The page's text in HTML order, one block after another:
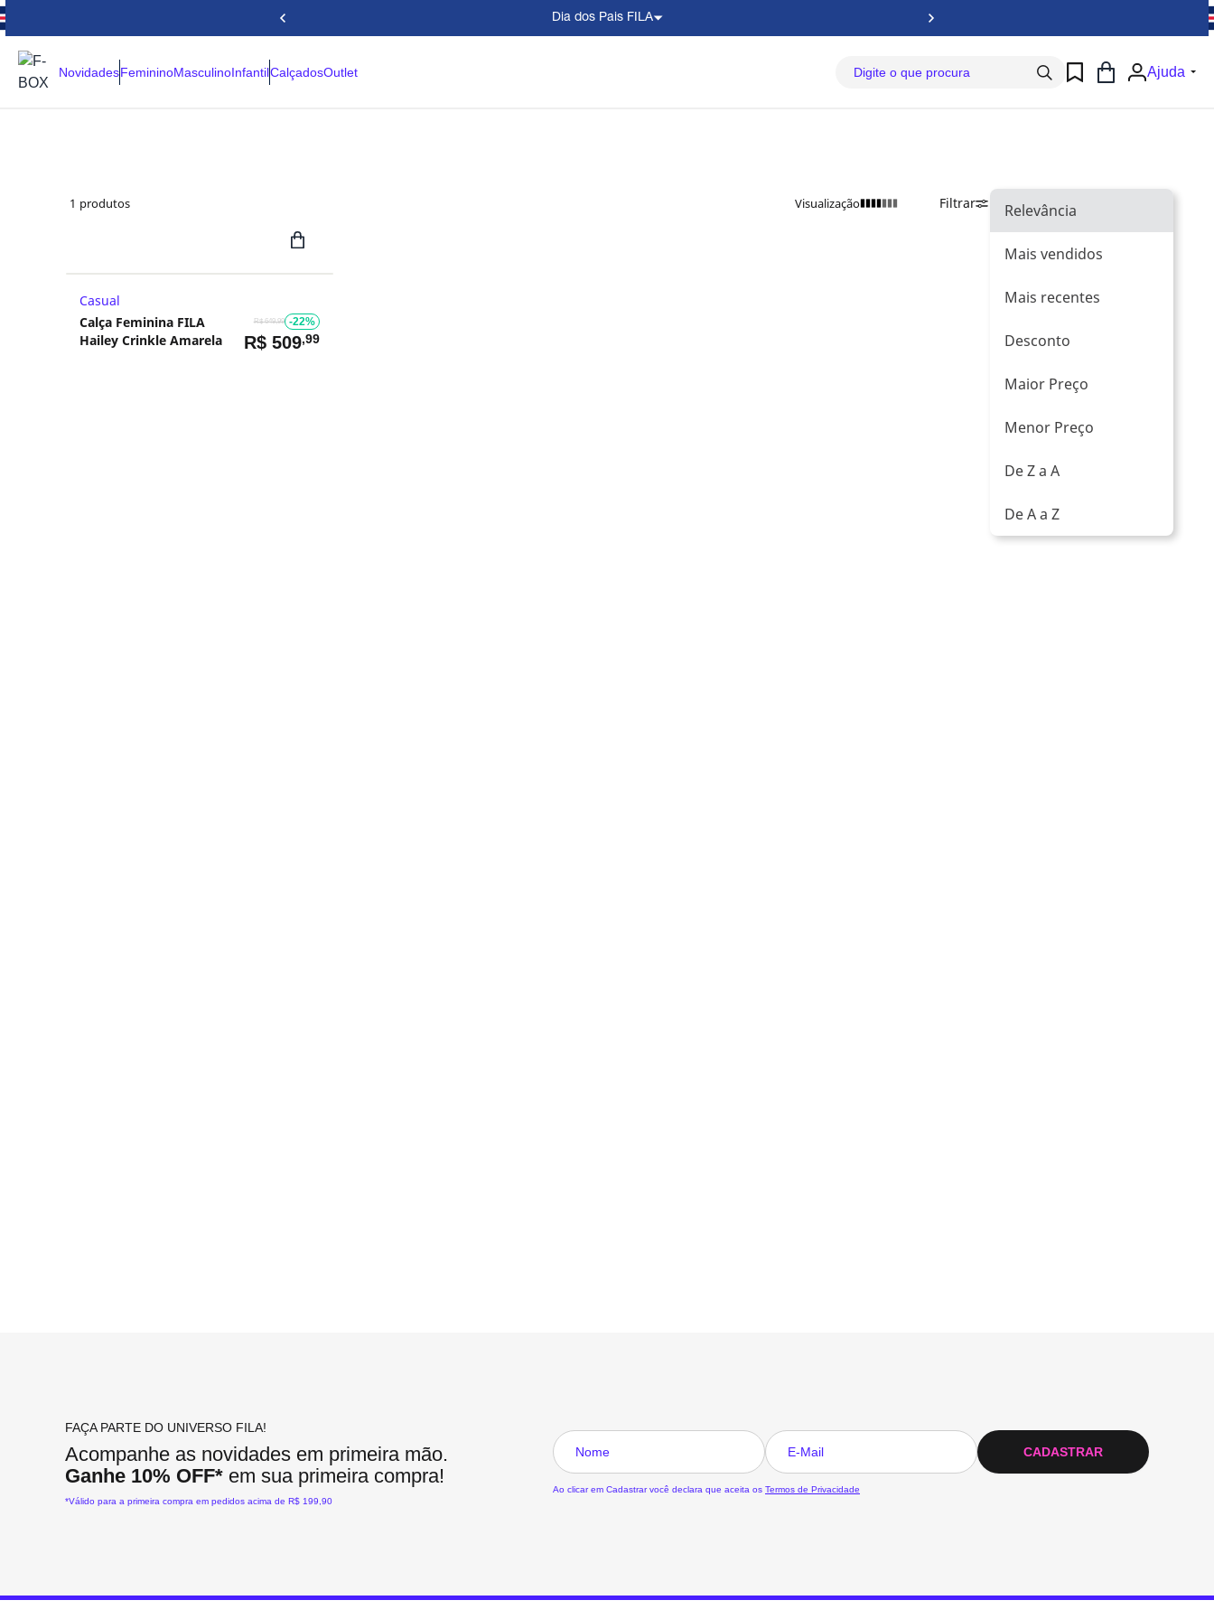
Dia dos Pais FILA
NovidadesFemininoMasculinoInfantilCalçadosOutlet Ajuda
1 produtos Visualização Filtrar Ordenar Por
Relevância
Maior Preço
Menor Preço
Mais vendidos
De Z a A
De A a Z
Mais recentes
Desconto
Casual
Calça Feminina FILA
Hailey Crinkle Amarela
R$ 649,99 -22%
R$ 509,99
FAÇA PARTE DO UNIVERSO FILA!
Acompanhe as novidades em primeira mão.
Ganhe 10% OFF* em sua primeira compra!
*Válido para a primeira compra em pedidos acima de R$ 199,90
CADASTRAR
Ao clicar em Cadastrar você declara que aceita os Termos de Privacidade